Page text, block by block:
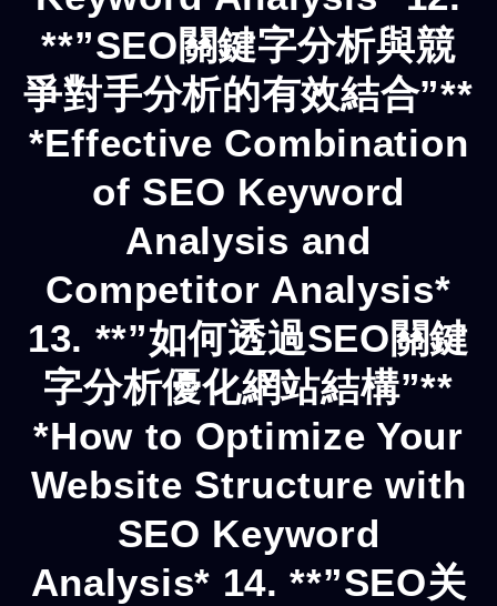
**”SEO關鍵字分析與競
爭對手分析的有效結合”**
*Effective Combination
of SEO Keyword
Analysis and
Competitor Analysis*
13. **”如何透過SEO關鍵
字分析優化網站結構”**
*How to Optimize Your
Website Structure with
SEO Keyword
Analysis* 14. **”SEO关